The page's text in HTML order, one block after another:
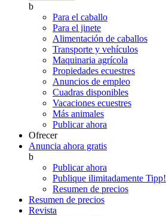
b
Para el caballo
Para el jinete
Alimentación de caballos
Transporte y vehículos
Maquinaria agrícola
Propiedades ecuestres
Anuncios de empleo
Cuadras disponibles
Vacaciones ecuestres
Más animales
Publicar ahora
Ofrecer
Anuncia ahora gratis
b
Publicar ahora
Publique ilimitadamente Tipp!
Resumen de precios
Resumen de precios
Revista